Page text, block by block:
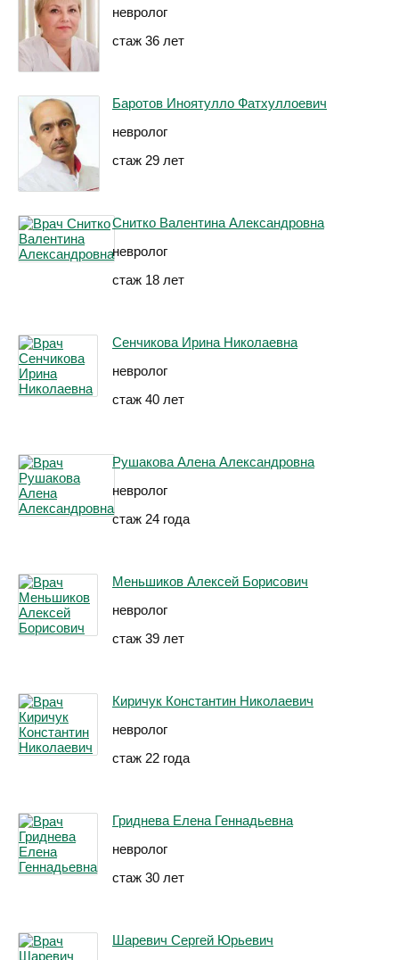
невролог
стаж 36 лет
Баротов Иноятулло Фатхуллоевич
невролог
стаж 29 лет
Снитко Валентина Александровна
невролог
стаж 18 лет
Сенчикова Ирина Николаевна
невролог
стаж 40 лет
Рушакова Алена Александровна
невролог
стаж 24 года
Меньшиков Алексей Борисович
невролог
стаж 39 лет
Киричук Константин Николаевич
невролог
стаж 22 года
Гриднева Елена Геннадьевна
невролог
стаж 30 лет
Шаревич Сергей Юрьевич